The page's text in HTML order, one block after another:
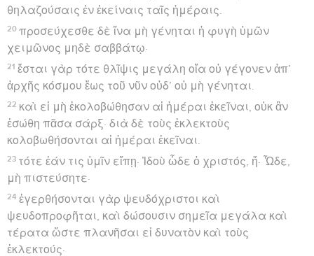
θηλαζούσαις ἐν ἐκείναις ταῖς ἡμέραις.
20 προσεύχεσθε δὲ ἵνα μὴ γένηται ἡ φυγὴ ὑμῶν
χειμῶνος μηδὲ σαββάτῳ·
21 ἔσται γὰρ τότε θλῖψις μεγάλη οἵα οὐ γέγονεν ἀπ’
ἀρχῆς κόσμου ἕως τοῦ νῦν οὐδ’ οὐ μὴ γένηται.
22 καὶ εἰ μὴ ἐκολοβώθησαν αἱ ἡμέραι ἐκεῖναι, οὐκ ἂν
ἐσώθη πᾶσα σάρξ· διὰ δὲ τοὺς ἐκλεκτοὺς
κολοβωθήσονται αἱ ἡμέραι ἐκεῖναι.
23 τότε ἐάν τις ὑμῖν εἴπῃ· Ἰδοὺ ὧδε ὁ χριστός, ἤ· Ὧδε,
μὴ πιστεύσητε·
24 ἐγερθήσονται γὰρ ψευδόχριστοι καὶ
ψευδοπροφῆται, καὶ δώσουσιν σημεῖα μεγάλα καὶ
τέρατα ὥστε πλανῆσαι εἰ δυνατὸν καὶ τοὺς
ἐκλεκτούς·